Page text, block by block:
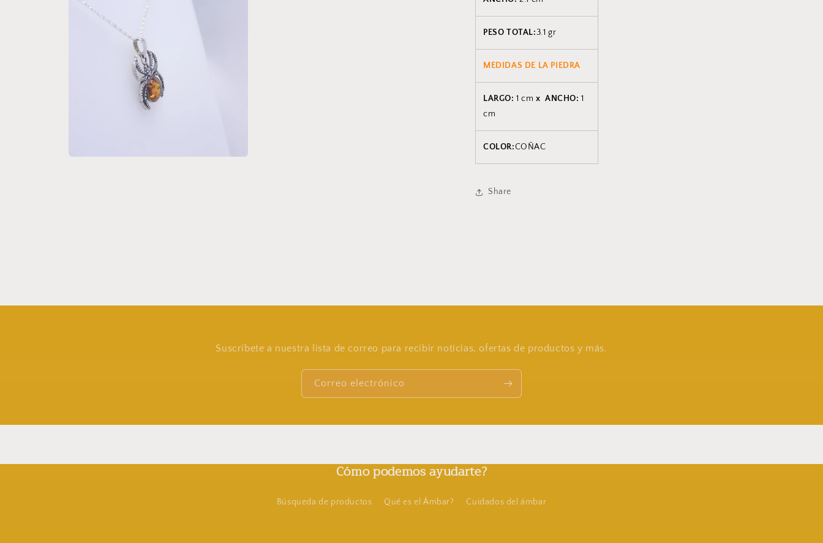
PESO TOTAL:3.1 gr
MEDIDAS DE LA PIEDRA
LARGO:1 cmx ANCHO: 1
cm
COLOR:COÑAC
Share
Suscríbete a nuestra lista de correo para recibir noticias, ofertas de productos y más.
Correo electrónico
Cómo podemos ayudarte?
Búsqueda de productos Qué es el Ámbar? Cuidados del ámbar